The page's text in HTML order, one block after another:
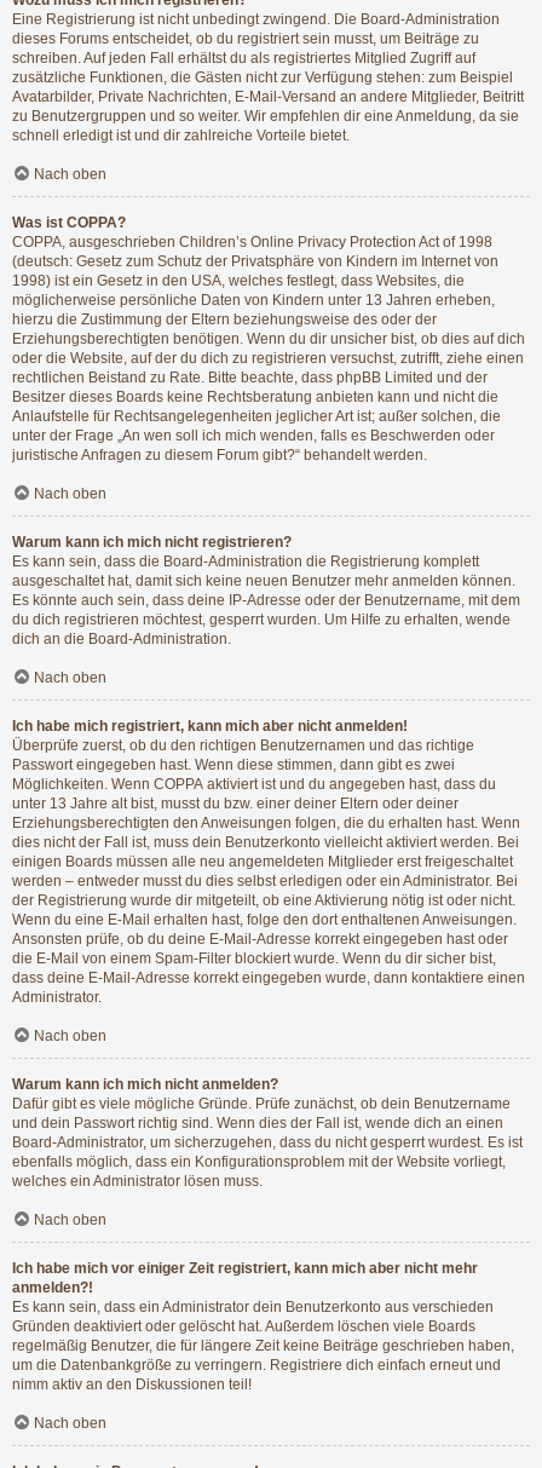
Eine Registrierung ist nicht unbedingt zwingend. Die Board-Administration
dieses Forums entscheidet, ob du registriert sein musst, um Beiträge zu
schreiben. Auf jeden Fall erhältst du als registriertes Mitglied Zugriff auf
zusätzliche Funktionen, die Gästen nicht zur Verfügung stehen: zum Beispiel
Avatarbilder, Private Nachrichten, E-Mail-Versand an andere Mitglieder, Beitritt
zu Benutzergruppen und so weiter. Wir empfehlen dir eine Anmeldung, da sie
schnell erledigt ist und dir zahlreiche Vorteile bietet.
Nach oben
Was ist COPPA?
COPPA, ausgeschrieben Children’s Online Privacy Protection Act of 1998
(deutsch: Gesetz zum Schutz der Privatsphäre von Kindern im Internet von
1998) ist ein Gesetz in den USA, welches festlegt, dass Websites, die
möglicherweise persönliche Daten von Kindern unter 13 Jahren erheben,
hierzu die Zustimmung der Eltern beziehungsweise des oder der
Erziehungsberechtigten benötigen. Wenn du dir unsicher bist, ob dies auf dich
oder die Website, auf der du dich zu registrieren versuchst, zutrifft, ziehe einen
rechtlichen Beistand zu Rate. Bitte beachte, dass phpBB Limited und der
Besitzer dieses Boards keine Rechtsberatung anbieten kann und nicht die
Anlaufstelle für Rechtsangelegenheiten jeglicher Art ist; außer solchen, die
unter der Frage „An wen soll ich mich wenden, falls es Beschwerden oder
juristische Anfragen zu diesem Forum gibt?“ behandelt werden.
Nach oben
Warum kann ich mich nicht registrieren?
Es kann sein, dass die Board-Administration die Registrierung komplett
ausgeschaltet hat, damit sich keine neuen Benutzer mehr anmelden können.
Es könnte auch sein, dass deine IP-Adresse oder der Benutzername, mit dem
du dich registrieren möchtest, gesperrt wurden. Um Hilfe zu erhalten, wende
dich an die Board-Administration.
Nach oben
Ich habe mich registriert, kann mich aber nicht anmelden!
Überprüfe zuerst, ob du den richtigen Benutzernamen und das richtige
Passwort eingegeben hast. Wenn diese stimmen, dann gibt es zwei
Möglichkeiten. Wenn COPPA aktiviert ist und du angegeben hast, dass du
unter 13 Jahre alt bist, musst du bzw. einer deiner Eltern oder deiner
Erziehungsberechtigten den Anweisungen folgen, die du erhalten hast. Wenn
dies nicht der Fall ist, muss dein Benutzerkonto vielleicht aktiviert werden. Bei
einigen Boards müssen alle neu angemeldeten Mitglieder erst freigeschaltet
werden – entweder musst du dies selbst erledigen oder ein Administrator. Bei
der Registrierung wurde dir mitgeteilt, ob eine Aktivierung nötig ist oder nicht.
Wenn du eine E-Mail erhalten hast, folge den dort enthaltenen Anweisungen.
Ansonsten prüfe, ob du deine E-Mail-Adresse korrekt eingegeben hast oder
die E-Mail von einem Spam-Filter blockiert wurde. Wenn du dir sicher bist,
dass deine E-Mail-Adresse korrekt eingegeben wurde, dann kontaktiere einen
Administrator.
Nach oben
Warum kann ich mich nicht anmelden?
Dafür gibt es viele mögliche Gründe. Prüfe zunächst, ob dein Benutzername
und dein Passwort richtig sind. Wenn dies der Fall ist, wende dich an einen
Board-Administrator, um sicherzugehen, dass du nicht gesperrt wurdest. Es ist
ebenfalls möglich, dass ein Konfigurationsproblem mit der Website vorliegt,
welches ein Administrator lösen muss.
Nach oben
Ich habe mich vor einiger Zeit registriert, kann mich aber nicht mehr
anmelden?!
Es kann sein, dass ein Administrator dein Benutzerkonto aus verschieden
Gründen deaktiviert oder gelöscht hat. Außerdem löschen viele Boards
regelmäßig Benutzer, die für längere Zeit keine Beiträge geschrieben haben,
um die Datenbankgröße zu verringern. Registriere dich einfach erneut und
nimm aktiv an den Diskussionen teil!
Nach oben